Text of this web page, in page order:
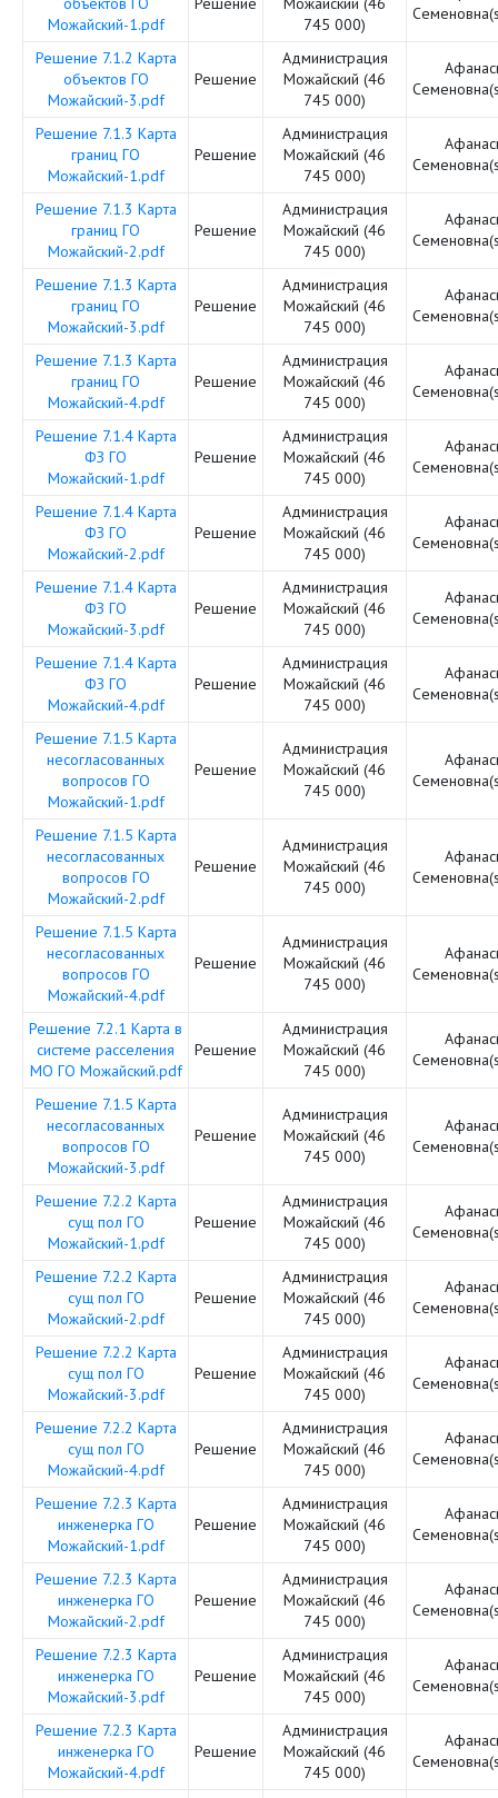
Можайский-1.pdf
745 000)
Решение 7.1.2 Карта
объектов ГО
Можайский-3.pdf
Решение
Администрация
Можайский (46
745 000)
Решение 7.1.3 Карта
границ ГО
Можайский-1.pdf
Решение
Администрация
Можайский (46
745 000)
Решение 7.1.3 Карта
границ ГО
Можайский-2.pdf
Решение
Администрация
Можайский (46
745 000)
Решение 7.1.3 Карта
границ ГО
Можайский-3.pdf
Решение
Администрация
Можайский (46
745 000)
Решение 7.1.3 Карта
границ ГО
Можайский-4.pdf
Решение
Администрация
Можайский (46
745 000)
Решение 7.1.4 Карта
ФЗ ГО
Можайский-1.pdf
Решение
Администрация
Можайский (46
745 000)
Решение 7.1.4 Карта
ФЗ ГО
Можайский-2.pdf
Решение
Администрация
Можайский (46
745 000)
Решение 7.1.4 Карта
ФЗ ГО
Можайский-3.pdf
Решение
Администрация
Можайский (46
745 000)
Решение 7.1.4 Карта
ФЗ ГО
Можайский-4.pdf
Решение
Администрация
Можайский (46
745 000)
Решение 7.1.5 Карта
несогласованных
вопросов ГО
Можайский-1.pdf
Решение
Администрация
Можайский (46
745 000)
Решение 7.1.5 Карта
несогласованных
вопросов ГО
Можайский-2.pdf
Решение
Администрация
Можайский (46
745 000)
Решение 7.1.5 Карта
несогласованных
вопросов ГО
Можайский-4.pdf
Решение
Администрация
Можайский (46
745 000)
Решение 7.2.1 Карта в
системе расселения
МО ГО Можайский.pdf
Решение
Администрация
Можайский (46
745 000)
Решение 7.1.5 Карта
несогласованных
вопросов ГО
Можайский-3.pdf
Решение
Администрация
Можайский (46
745 000)
Решение 7.2.2 Карта
сущ пол ГО
Можайский-1.pdf
Решение
Администрация
Можайский (46
745 000)
Решение 7.2.2 Карта
сущ пол ГО
Можайский-2.pdf
Решение
Администрация
Можайский (46
745 000)
Решение 7.2.2 Карта
сущ пол ГО
Можайский-3.pdf
Решение
Администрация
Можайский (46
745 000)
Решение 7.2.2 Карта
сущ пол ГО
Можайский-4.pdf
Решение
Администрация
Можайский (46
745 000)
Решение 7.2.3 Карта
инженерка ГО
Можайский-1.pdf
Решение
Администрация
Можайский (46
745 000)
Решение 7.2.3 Карта
инженерка ГО
Можайский-2.pdf
Решение
Администрация
Можайский (46
745 000)
Решение 7.2.3 Карта
инженерка ГО
Можайский-3.pdf
Решение
Администрация
Можайский (46
745 000)
Решение 7.2.3 Карта
инженерка ГО
Можайский-4.pdf
Решение
Администрация
Можайский (46
745 000)